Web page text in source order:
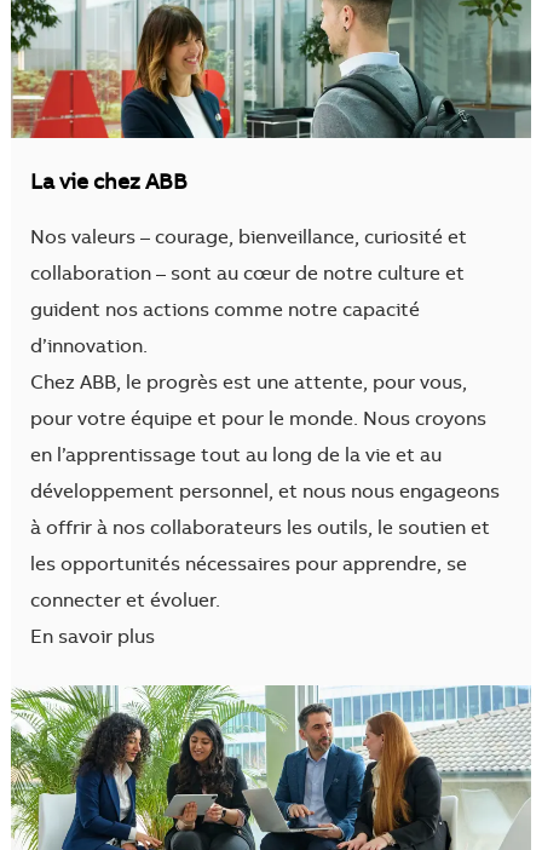
La vie chez ABB
Nos valeurs – courage, bienveillance, curiosité et
collaboration – sont au cœur de notre culture et
guident nos actions comme notre capacité
d’innovation.
Chez ABB, le progrès est une attente, pour vous,
pour votre équipe et pour le monde. Nous croyons
en l’apprentissage tout au long de la vie et au
développement personnel, et nous nous engageons
à offrir à nos collaborateurs les outils, le soutien et
les opportunités nécessaires pour apprendre, se
connecter et évoluer.
En savoir plus